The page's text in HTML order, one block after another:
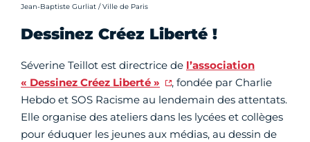
Crédit photo :
Jean-Baptiste Gurliat / Ville de Paris
Dessinez Créez Liberté !
Séverine Teillot est directrice de l’association
« Dessinez Créez Liberté »
, fondée par Charlie
Hebdo et SOS Racisme au lendemain des attentats.
Elle organise des ateliers dans les lycées et collèges
pour éduquer les jeunes aux médias, au dessin de